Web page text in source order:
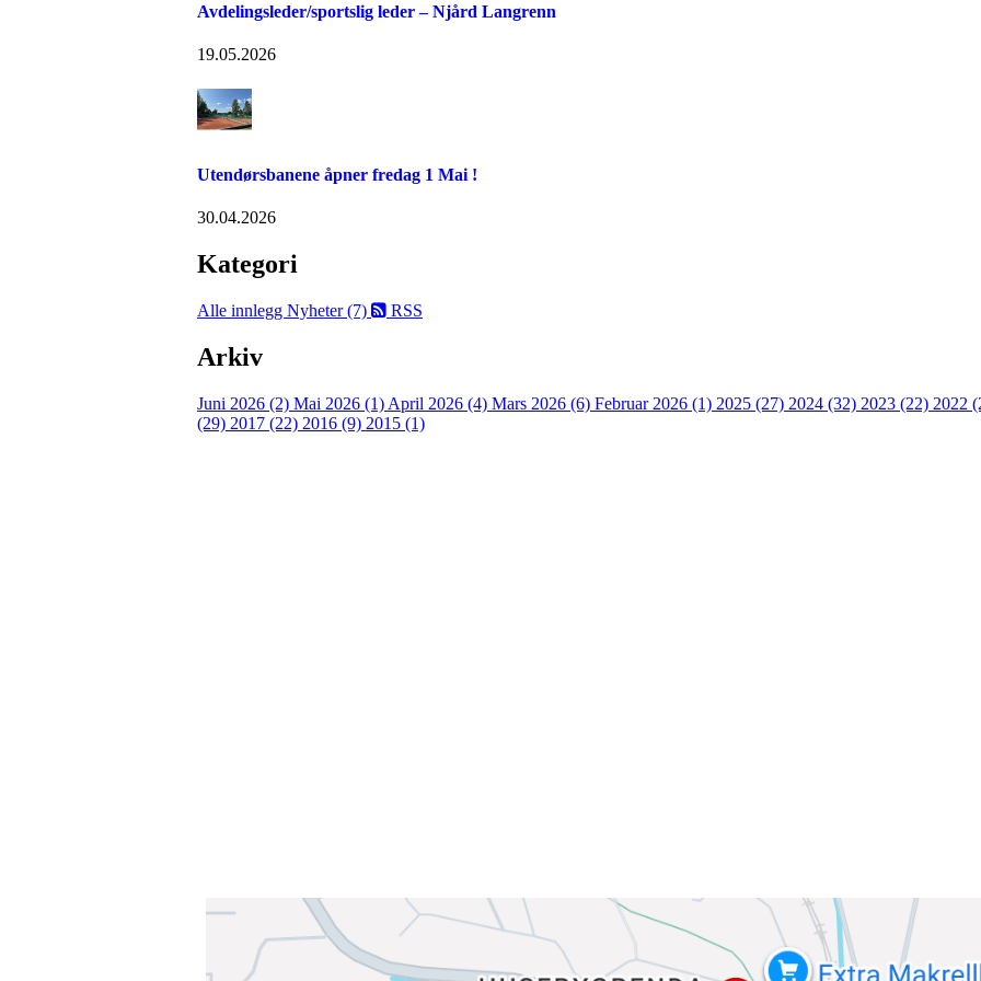
Avdelingsleder/sportslig leder – Njård Langrenn
19.05.2026
Utendørsbanene åpner fredag 1 Mai !
30.04.2026
Kategori
Alle innlegg Nyheter (7) RSS
Arkiv
Juni 2026 (2) Mai 2026 (1) April 2026 (4) Mars 2026 (6) Februar 2026 (1) 2025 (27) 2024 (32) 2023 (22) 2022
(29) 2017 (22) 2016 (9) 2015 (1)